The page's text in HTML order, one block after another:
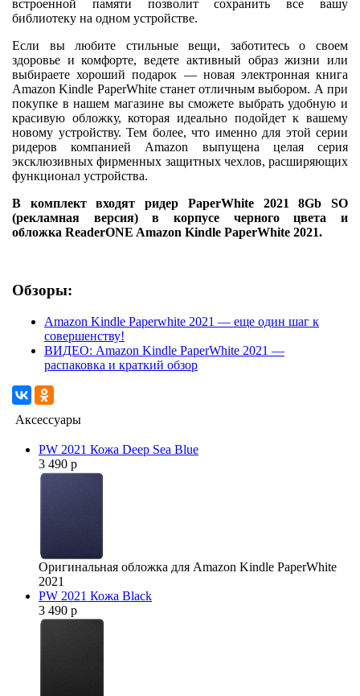
встроенной памяти позволит сохранить все вашу
библиотеку на одном устройстве.
Если вы любите стильные вещи, заботитесь о своем
здоровье и комфорте, ведете активный образ жизни или
выбираете хороший подарок — новая электронная книга
Amazon Kindle PaperWhite станет отличным выбором. А при
покупке в нашем магазине вы сможете выбрать удобную и
красивую обложку, которая идеально подойдет к вашему
новому устройству. Тем более, что именно для этой серии
ридеров компанией Amazon выпущена целая серия
эксклюзивных фирменных защитных чехлов, расширяющих
функционал устройства.
В комплект входят ридер PaperWhite 2021 8Gb SO
(рекламная версия) в корпусе черного цвета и
обложка ReaderONE Amazon Kindle PaperWhite 2021.
Обзоры:
Amazon Kindle Paperwhite 2021 — еще один шаг к
совершенству!
ВИДЕО: Amazon Kindle PaperWhite 2021 —
распаковка и краткий обзор
Аксессуары
PW 2021 Кожа Deep Sea Blue
3 490 р
Оригинальная обложка для Amazon Kindle PaperWhite
2021
PW 2021 Кожа Black
3 490 р